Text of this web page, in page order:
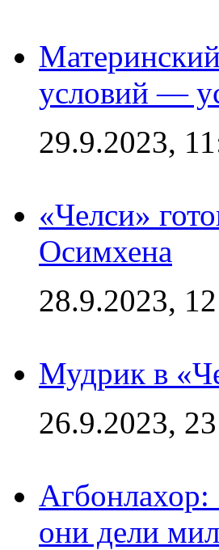
условий —
29.9.2023,
«Челси»
Осимхена
28.9.2023,
Мудрик в
26.9.2023,
они дели